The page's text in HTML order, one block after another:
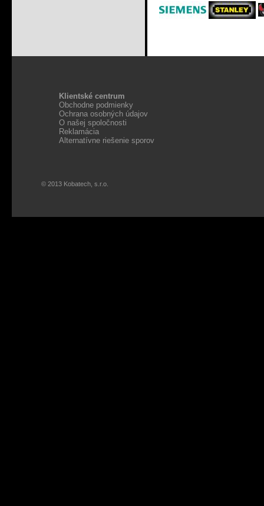
Klientské centrum
Obchodne podmienky
Ochrana osobných údajov
O našej spoločnosti
Reklamácia
Alternatívne riešenie sporov
© 2013 Kobatech, s.r.o.